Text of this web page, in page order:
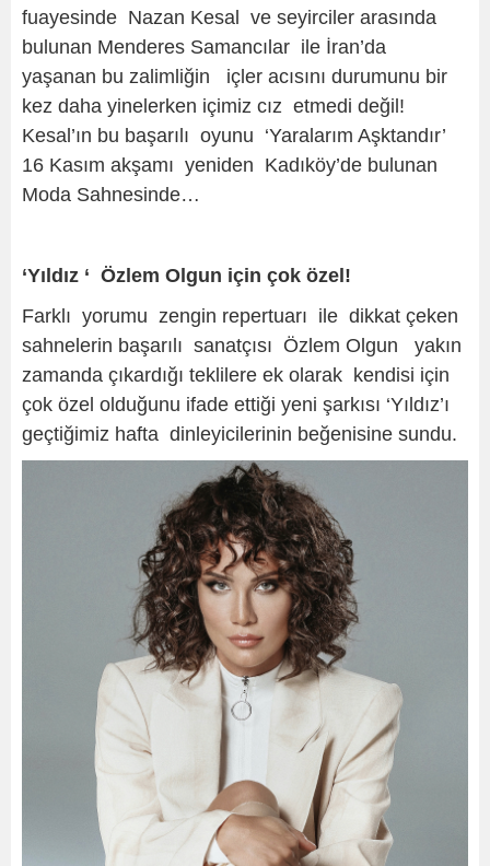
fuayesinde Nazan Kesal ve seyirciler arasında
bulunan Menderes Samancılar ile İran’da
yaşanan bu zalimliğin içler acısını durumunu bir
kez daha yinelerken içimiz cız etmedi değil!
Kesal’ın bu başarılı oyunu ‘Yaralarım Aşktandır’
16 Kasım akşamı yeniden Kadıköy’de bulunan
Moda Sahnesinde…
‘Yıldız ‘ Özlem Olgun için çok özel!
Farklı yorumu zengin repertuarı ile dikkat çeken
sahnelerin başarılı sanatçısı Özlem Olgun yakın
zamanda çıkardığı teklilere ek olarak kendisi için
çok özel olduğunu ifade ettiği yeni şarkısı ‘Yıldız’ı
geçtiğimiz hafta dinleyicilerinin beğenisine sundu.